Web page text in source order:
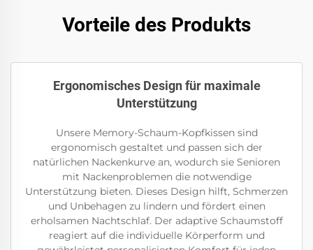
Vorteile des Produkts
Ergonomisches Design für maximale
Unterstützung
Unsere Memory-Schaum-Kopfkissen sind
ergonomisch gestaltet und passen sich der
natürlichen Nackenkurve an, wodurch sie Senioren
mit Nackenproblemen die notwendige
Unterstützung bieten. Dieses Design hilft, Schmerzen
und Unbehagen zu lindern und fördert einen
erholsamen Nachtschlaf. Der adaptive Schaumstoff
reagiert auf die individuelle Körperform und